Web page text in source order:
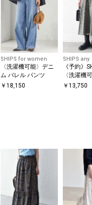
SHIPS for women
〈洗濯機可能〉デニ
ム バレル パンツ
￥ 18,150
SHIPS any
《予約》
〈洗濯機
BRISH パ
￥13,750